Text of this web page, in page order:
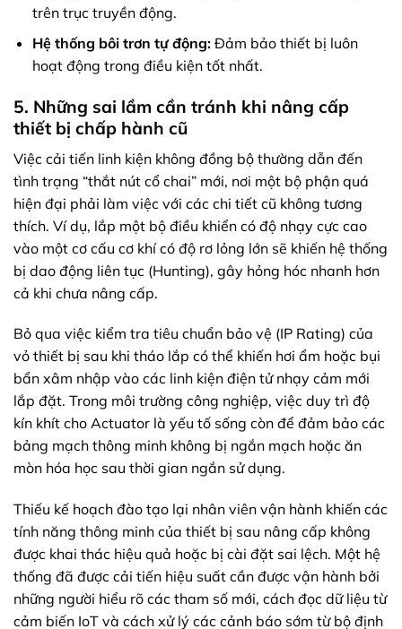
trên trục truyền động.
Hệ thống bôi trơn tự động: Đảm bảo thiết bị luôn
hoạt động trong điều kiện tốt nhất.
5. Những sai lầm cần tránh khi nâng cấp
thiết bị chấp hành cũ
Việc cải tiến linh kiện không đồng bộ thường dẫn đến
tình trạng “thắt nút cổ chai” mới, nơi một bộ phận quá
hiện đại phải làm việc với các chi tiết cũ không tương
thích. Ví dụ, lắp một bộ điều khiển có độ nhạy cực cao
vào một cơ cấu cơ khí có độ rơ lỏng lớn sẽ khiến hệ thống
bị dao động liên tục (Hunting), gây hỏng hóc nhanh hơn
cả khi chưa nâng cấp.
Bỏ qua việc kiểm tra tiêu chuẩn bảo vệ (IP Rating) của
vỏ thiết bị sau khi tháo lắp có thể khiến hơi ẩm hoặc bụi
bẩn xâm nhập vào các linh kiện điện tử nhạy cảm mới
lắp đặt. Trong môi trường công nghiệp, việc duy trì độ
kín khít cho Actuator là yếu tố sống còn để đảm bảo các
bảng mạch thông minh không bị ngắn mạch hoặc ăn
mòn hóa học sau thời gian ngắn sử dụng.
Thiếu kế hoạch đào tạo lại nhân viên vận hành khiến các
tính năng thông minh của thiết bị sau nâng cấp không
được khai thác hiệu quả hoặc bị cài đặt sai lệch. Một hệ
thống đã được cải tiến hiệu suất cần được vận hành bởi
những người hiểu rõ các tham số mới, cách đọc dữ liệu từ
cảm biến IoT và cách xử lý các cảnh báo sớm từ bộ định